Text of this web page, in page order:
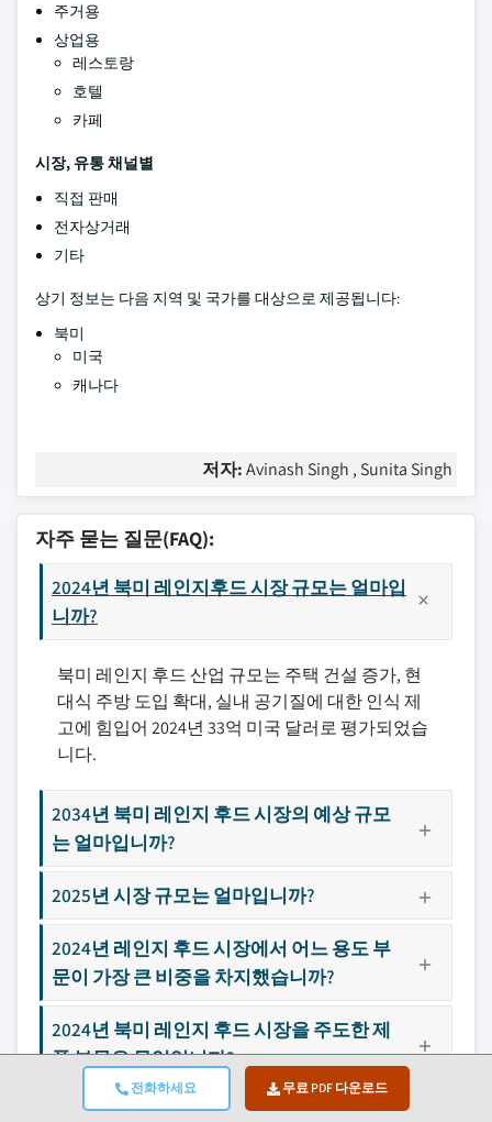
전화하세요 무료 PDF 다운로드
주거용
상업용
레스토랑
호텔
카페
시장, 유통 채널별
직접 판매
전자상거래
기타
상기 정보는 다음 지역 및 국가를 대상으로 제공됩니다:
북미
미국
캐나다
저자:Avinash Singh , Sunita Singh
자주 묻는 질문(FAQ):
2024년 북미 레인지후드 시장 규모는 얼마입
니까?
북미 레인지 후드 산업 규모는 주택 건설 증가, 현
대식 주방 도입 확대, 실내 공기질에 대한 인식 제
고에 힘입어 2024년 33억 미국 달러로 평가되었습
니다.
2034년 북미 레인지 후드 시장의 예상 규모
는 얼마입니까?
2025년 시장 규모는 얼마입니까?
2024년 레인지 후드 시장에서 어느 용도 부
문이 가장 큰 비중을 차지했습니까?
2024년 북미 레인지 후드 시장을 주도한 제
품 부문은 무엇입니까?
북미 레인지 후드 산업을 주도하는 지역은 어